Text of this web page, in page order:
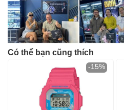
Có thể bạn cũng thích
-15%